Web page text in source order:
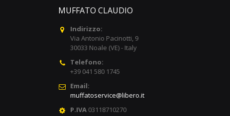
MUFFATO CLAUDIO
Indirizzo:
Via Antonio Pacinotti, 9
30033 Noale (VE) - Italy
Telefono:
+39 041 580 1745
Email:
muffatoservice@libero.it
P.IVA 03118710270